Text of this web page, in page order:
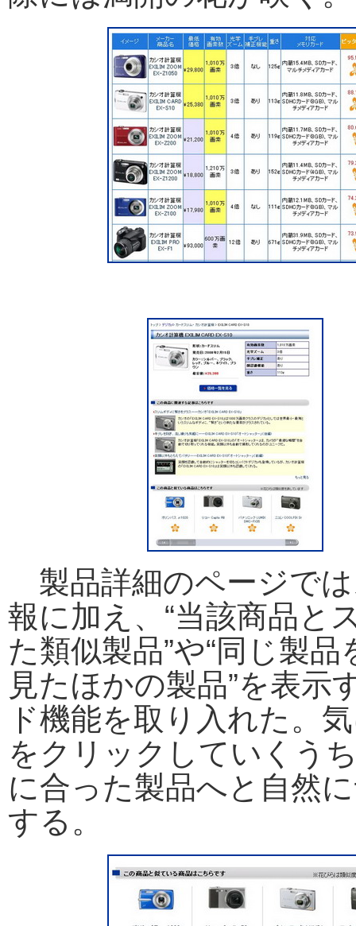
製品詳細のページで
報に加え、“当該商品と
た類似製品”や“同じ製
見たほかの製品”を表示
ド機能を取り入れた。
をクリックしていくう
に合った製品へと自然
する。